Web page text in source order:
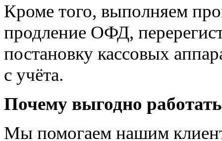
Кроме того, выполняем
продление ОФД,
постановку кассовых
с учёта.
Почему выгодно
Мы помогаем нашим